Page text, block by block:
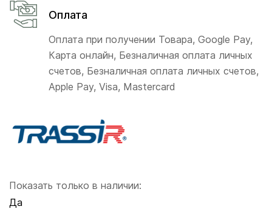
Показать только в наличии:
Да
Оплата
Оплата при получении Товара, Google Pay,
Карта онлайн, Безналичная оплата личных
счетов, Безналичная оплата личных счетов,
Apple Pay, Visa, Mastercard